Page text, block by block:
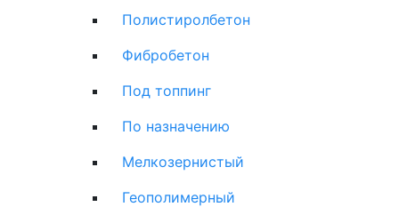
Полистиролбетон
Фибробетон
Под топпинг
По назначению
Мелкозернистый
Геополимерный